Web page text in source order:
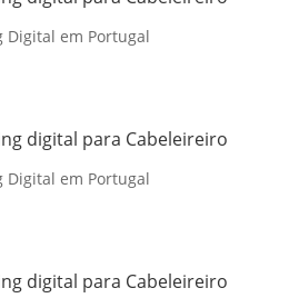
Digital em Portugal
digital para Cabeleireiro
Digital em Portugal
digital para Cabeleireiro